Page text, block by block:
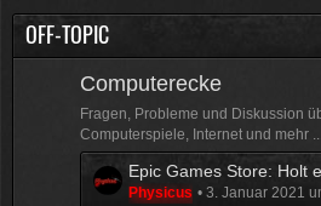
g
e
e
t
r
ä
g
e
e
B
i
t
r
OFF-TOPIC
Computerecke
Fragen, Probleme und Diskussion
Computerspiele, Internet und mehr
L
e
Epic Games Store: Holt euch jetzt
Physicus 3. Januar 2021